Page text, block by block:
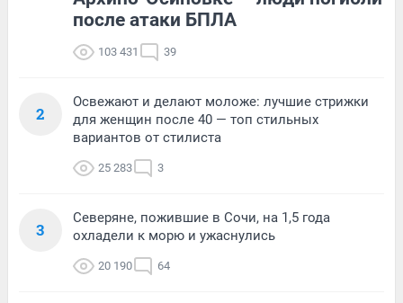
после атаки БПЛА
103 431 39
2
Освежают и делают моложе: лучшие стрижки
для женщин после 40 — топ стильных
вариантов от стилиста
25 283 3
3
Северяне, пожившие в Сочи, на 1,5 года
охладели к морю и ужаснулись
20 190 64